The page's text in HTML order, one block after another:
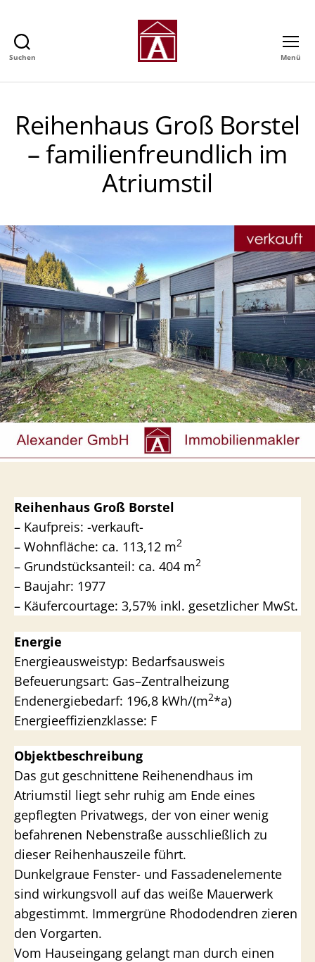
Suchen
GmbH
Immobilienmakler
in
Hamburg
Menü
Reihenhaus Groß Borstel
– familienfreundlich im
Atriumstil
Reihenhaus Groß Borstel
– Kaufpreis: -verkauft-
– Wohnfläche: ca. 113,12 m2
– Grundstücksanteil: ca. 404 m2
– Baujahr: 1977
– Käufercourtage: 3,57% inkl. gesetzlicher MwSt.
Energie
Energieausweistyp: Bedarfsausweis
Befeuerungsart: Gas–Zentralheizung
Endenergiebedarf: 196,8 kWh/(m2*a)
Energieeffizienzklasse: F
Objektbeschreibung
Das gut geschnittene Reihenendhaus im
Atriumstil liegt sehr ruhig am Ende eines
gepflegten Privatwegs, der von einer wenig
befahrenen Nebenstraße ausschließlich zu
dieser Reihenhauszeile führt.
Dunkelgraue Fenster- und Fassadenelemente
sind wirkungsvoll auf das weiße Mauerwerk
abgestimmt. Immergrüne Rhododendren zieren
den Vorgarten.
Vom Hauseingang gelangt man durch einen